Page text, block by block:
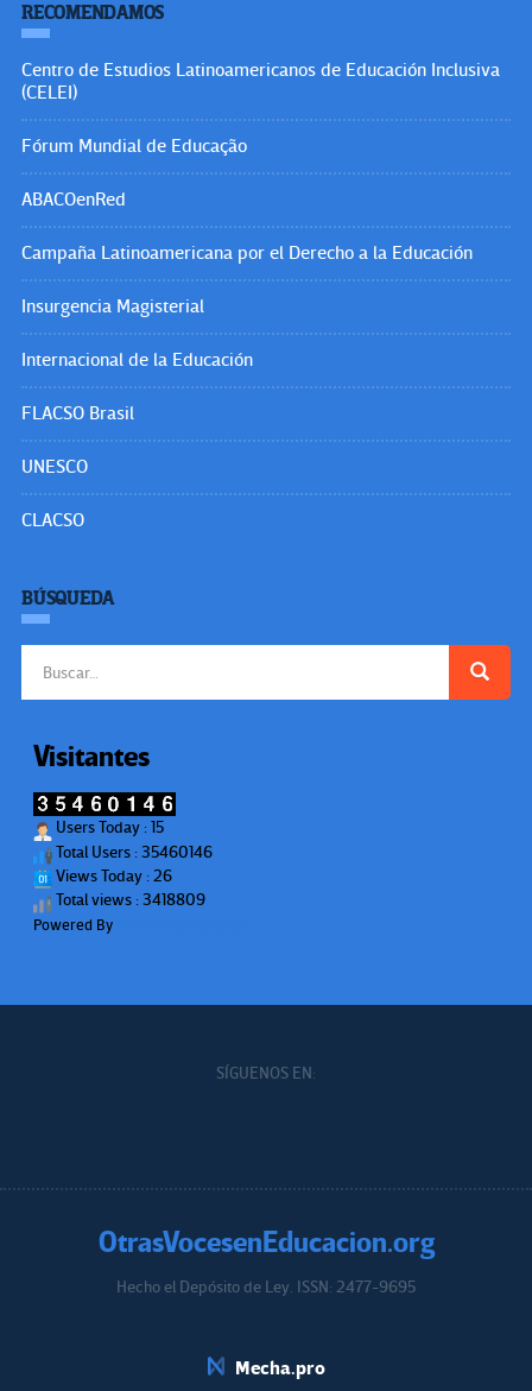
RECOMENDAMOS
Centro de Estudios Latinoamericanos de Educación Inclusiva
(CELEI)
Fórum Mundial de Educação
ABACOenRed
Campaña Latinoamericana por el Derecho a la Educación
Insurgencia Magisterial
Internacional de la Educación
FLACSO Brasil
UNESCO
CLACSO
BÚSQUEDA
Visitantes
Users Today : 15
Total Users : 35460146
Views Today : 26
Total views : 3418809
Powered By
SÍGUENOS EN:
OtrasVocesenEducacion.org
Hecho el Depósito de Ley. ISSN: 2477-9695
Mecha.pro